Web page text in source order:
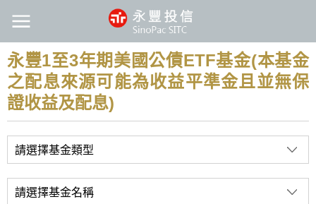
永豐1至3年期美國公債ETF基金(本基金
之配息來源可能為收益平準金且並無保
證收益及配息)
請選擇基金類型
請選擇基金名稱